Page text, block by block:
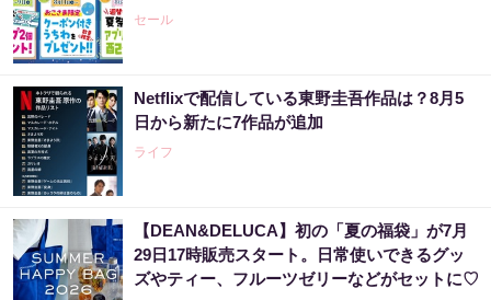
セール
Netflixで配信している東野圭吾作品は？8月5
日から新たに7作品が追加
ライフ
【DEAN&DELUCA】初の「夏の福袋」が7月
29日17時販売スタート。日常使いできるグッ
ズやティー、フルーツゼリーなどがセットに♡